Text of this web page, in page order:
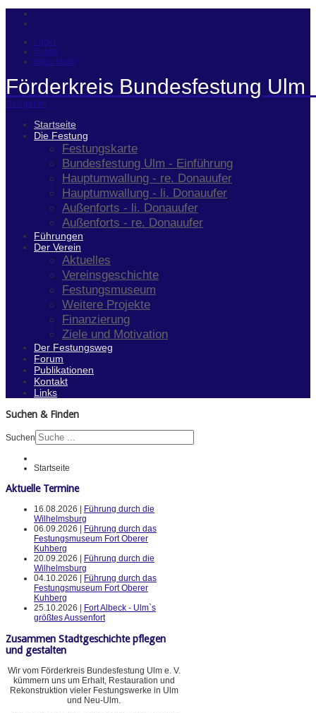
Login
Suche
Impressum
Förderkreis Bundesfestung Ulm
Navigation
Startseite
Die Festung
Festungskarte
Bundesfestung Ulm - Einführung
Hauptumwallung - re. Donauufer
Hauptumwallung - li. Donauufer
Außenforts - li. Donauufer
Außenforts - re. Donauufer
Führungen
Der Verein
Aktuelles
Vereinsgeschichte
Festungsmuseum
Weitere Projekte
Finanzierung
Ziele und Motivation
Der Festungsweg
Forum
Publikationen
Kontakt
Links
Suchen & Finden
Suchen
Startseite
Aktuelle Termine
16.08.2026 |
Führung durch die
Wilhelmsburg
06.09.2026 |
Führung durch das
Festungsmuseum Fort Oberer
Kuhberg
20.09.2026 |
Führung durch die
Wilhelmsburg
04.10.2026 |
Führung durch das
Festungsmuseum Fort Oberer
Kuhberg
25.10.2026 |
Fort Albeck - Ulm`s
größtes Aussenfort
Zusammen Stadtgeschichte pflegen
und gestalten
Wir vom Förderkreis Bundesfestung Ulm e. V.
kümmern uns um Erhalt, Restauration und
Rekonstruktion vieler Festungswerke in Ulm
und Neu-Ulm.